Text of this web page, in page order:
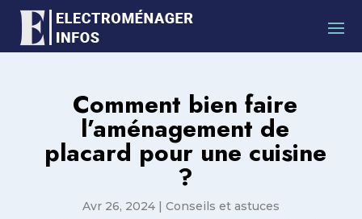
Comment bien faire
l’aménagement de
placard pour une cuisine
?
Avr 26, 2024 | Conseils et astuces